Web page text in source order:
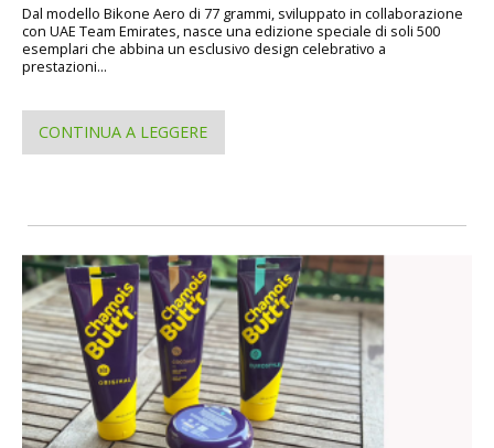
Dal modello Bikone Aero di 77 grammi, sviluppato in collaborazione
con UAE Team Emirates, nasce una edizione speciale di soli 500
esemplari che abbina un esclusivo design celebrativo a
prestazioni...
CONTINUA A LEGGERE